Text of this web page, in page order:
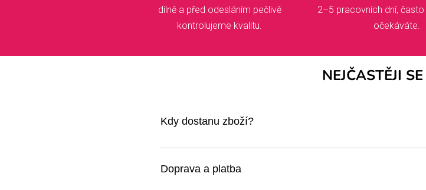
dílně a před odesláním pečlivě
kontrolujeme kvalitu.
2–5 pracovních dní, často
očekáváte.
NEJČASTĚJI
Kdy dostanu zboží?
Jakmile kliknete na objednat, začínáme makat! Pokud jste si
ozveme s náhledem ke schválení. A co naše běžné kousky z
Doprava a platba